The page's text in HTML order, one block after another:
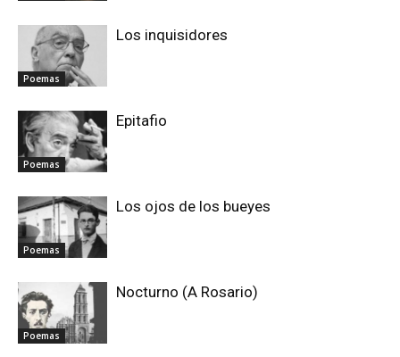
Poemas
Los inquisidores
Poemas
Epitafio
Poemas
Los ojos de los bueyes
Poemas
Nocturno (A Rosario)